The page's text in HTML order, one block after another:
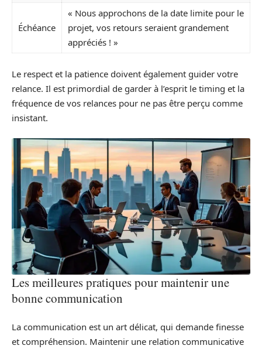
Échéance
« Nous approchons de la date limite pour le
projet, vos retours seraient grandement
appréciés ! »
Le respect et la patience doivent également guider votre
relance. Il est primordial de garder à l’esprit le timing et la
fréquence de vos relances pour ne pas être perçu comme
insistant.
Les meilleures pratiques pour maintenir une
bonne communication
La communication est un art délicat, qui demande finesse
et compréhension. Maintenir une relation communicative